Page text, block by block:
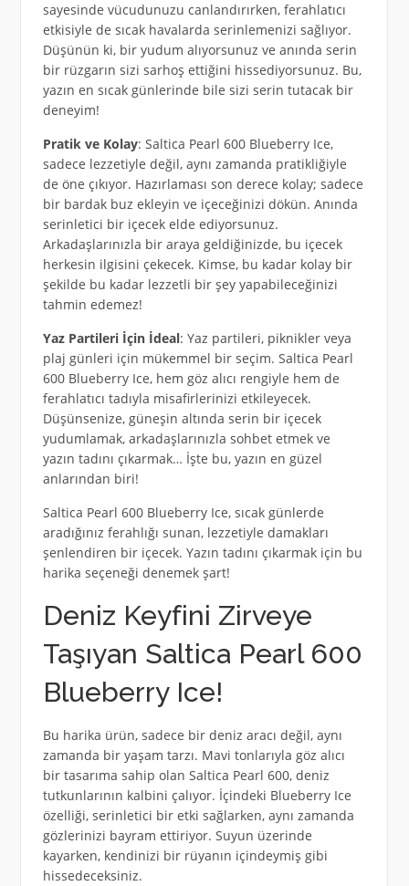
sayesinde vücudunuzu canlandırırken, ferahlatıcı
etkisiyle de sıcak havalarda serinlemenizi sağlıyor.
Düşünün ki, bir yudum alıyorsunuz ve anında serin
bir rüzgarın sizi sarhoş ettiğini hissediyorsunuz. Bu,
yazın en sıcak günlerinde bile sizi serin tutacak bir
deneyim!
Pratik ve Kolay: Saltica Pearl 600 Blueberry Ice,
sadece lezzetiyle değil, aynı zamanda pratikliğiyle
de öne çıkıyor. Hazırlaması son derece kolay; sadece
bir bardak buz ekleyin ve içeceğinizi dökün. Anında
serinletici bir içecek elde ediyorsunuz.
Arkadaşlarınızla bir araya geldiğinizde, bu içecek
herkesin ilgisini çekecek. Kimse, bu kadar kolay bir
şekilde bu kadar lezzetli bir şey yapabileceğinizi
tahmin edemez!
Yaz Partileri İçin İdeal: Yaz partileri, piknikler veya
plaj günleri için mükemmel bir seçim. Saltica Pearl
600 Blueberry Ice, hem göz alıcı rengiyle hem de
ferahlatıcı tadıyla misafirlerinizi etkileyecek.
Düşünsenize, güneşin altında serin bir içecek
yudumlamak, arkadaşlarınızla sohbet etmek ve
yazın tadını çıkarmak… İşte bu, yazın en güzel
anlarından biri!
Saltica Pearl 600 Blueberry Ice, sıcak günlerde
aradığınız ferahlığı sunan, lezzetiyle damakları
şenlendiren bir içecek. Yazın tadını çıkarmak için bu
harika seçeneği denemek şart!
Deniz Keyfini Zirveye
Taşıyan Saltica Pearl 600
Blueberry Ice!
Bu harika ürün, sadece bir deniz aracı değil, aynı
zamanda bir yaşam tarzı. Mavi tonlarıyla göz alıcı
bir tasarıma sahip olan Saltica Pearl 600, deniz
tutkunlarının kalbini çalıyor. İçindeki Blueberry Ice
özelliği, serinletici bir etki sağlarken, aynı zamanda
gözlerinizi bayram ettiriyor. Suyun üzerinde
kayarken, kendinizi bir rüyanın içindeymiş gibi
hissedeceksiniz.